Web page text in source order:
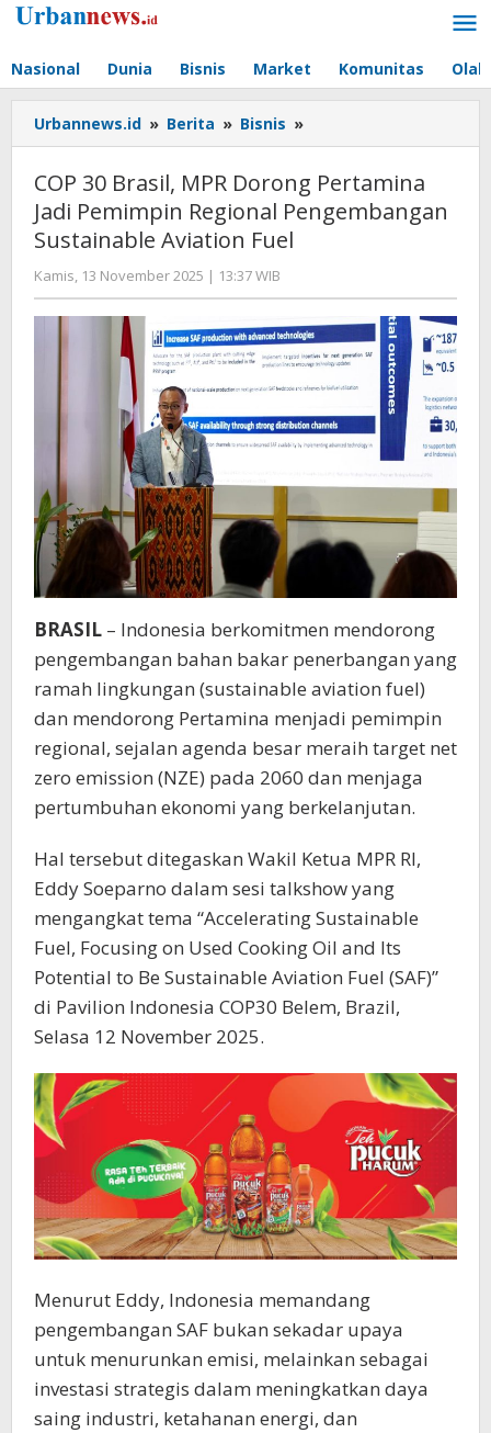
Lewati
Nasional Dunia Bisnis Market Komunitas
Urbannews.id » Berita » Bisnis »
30
MPR
Dorong
Regional
Pengembangan
Sustainable
COP 30 Brasil, MPR Dorong Pertamina
Jadi Pemimpin Regional Pengembangan
Sustainable Aviation Fuel
Kamis, 13 November 2025 | 13:37 WIB
Editor
BRASIL – Indonesia berkomitmen mendorong
pengembangan bahan bakar penerbangan yang
ramah lingkungan (sustainable aviation fuel)
dan mendorong Pertamina menjadi pemimpin
regional, sejalan agenda besar meraih target net
zero emission (NZE) pada 2060 dan menjaga
pertumbuhan ekonomi yang berkelanjutan.
Hal tersebut ditegaskan Wakil Ketua MPR RI,
Eddy Soeparno dalam sesi talkshow yang
mengangkat tema “Accelerating Sustainable
Fuel, Focusing on Used Cooking Oil and Its
Potential to Be Sustainable Aviation Fuel (SAF)”
di Pavilion Indonesia COP30 Belem, Brazil,
Selasa 12 November 2025.
Menurut Eddy, Indonesia memandang
pengembangan SAF bukan sekadar upaya
untuk menurunkan emisi, melainkan sebagai
investasi strategis dalam meningkatkan daya
saing industri, ketahanan energi, dan